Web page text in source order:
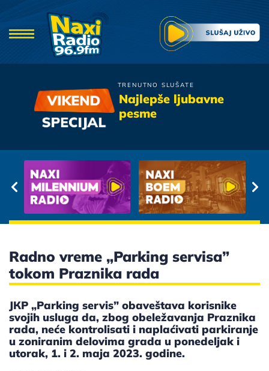
TRENUTNO SLUŠATE
Najlepše ljubavne
pesme
Merlin
Radno vreme „Parking servisa”
tokom Praznika rada
JКP „Parking servis” obaveštava korisnike
svojih usluga da, zbog obeležavanja Praznika
rada, neće kontrolisati i naplaćivati parkiranje
u zoniranim delovima grada u ponedeljak i
utorak, 1. i 2. maja 2023. godine.